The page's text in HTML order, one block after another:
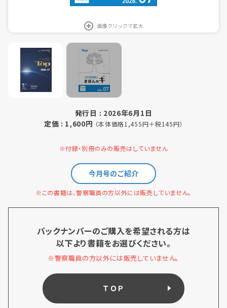
画像クリックで拡大
発行日 : 2026年6月1日
定価 : 1,600円 （本体価格1,455円＋税145円）
※付録・別冊のみの販売はしていません
今月号のご紹介
※この書籍は、警察職員の方以外には販売していません。
バックナンバーのご購入を希望される方は
以下より書籍をお選びください。
※警察職員の方以外には販売していません。
ＴＯＰ